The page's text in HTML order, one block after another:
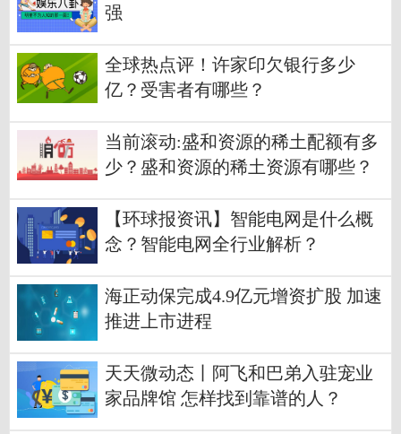
强
全球热点评！许家印欠银行多少
亿？受害者有哪些？
当前滚动:盛和资源的稀土配额有多
少？盛和资源的稀土资源有哪些？
【环球报资讯】智能电网是什么概
念？智能电网全行业解析？
海正动保完成4.9亿元增资扩股 加速
推进上市进程
天天微动态丨阿飞和巴弟入驻宠业
家品牌馆 怎样找到靠谱的人？